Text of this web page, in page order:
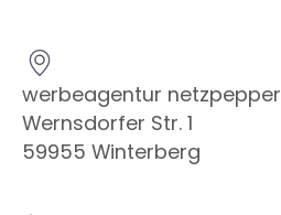
werbeagentur netzpepper
Wernsdorfer Str. 1
59955 Winterberg